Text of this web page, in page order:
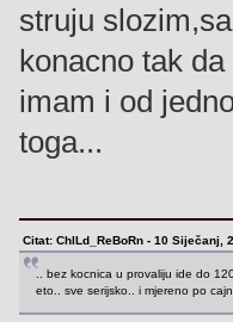
struju
konacno tak
imam i od
toga...
Citat: ChILd_ReBoRn - 10 Siječanj,
.. bez kocnica u provaliju ide do
eto.. sve serijsko.. i mjereno po